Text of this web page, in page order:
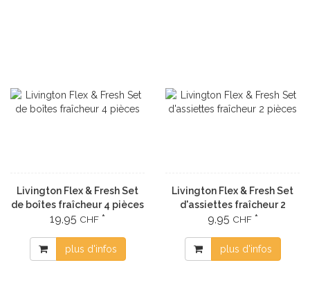
Livington Flex & Fresh Set
de boîtes fraîcheur 4 pièces
19,95 CHF *
plus d'infos
Livington Flex & Fresh Set
d'assiettes fraîcheur 2
pièces
9,95 CHF*
plus d'infos